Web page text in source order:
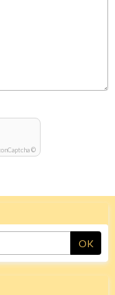
©
OK